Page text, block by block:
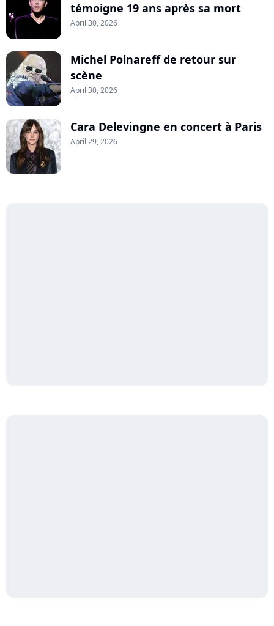
témoigne 19 ans après sa mort
April 30, 2026
Michel Polnareff de retour sur
scène
April 30, 2026
Cara Delevingne en concert à Paris
April 29, 2026